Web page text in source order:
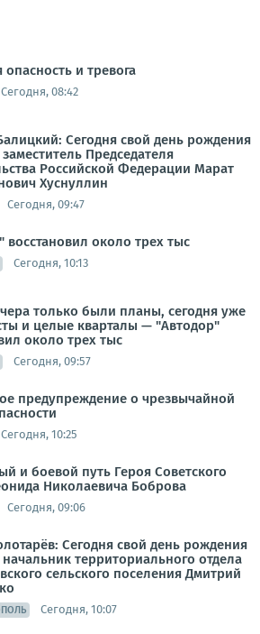
и тревога
Сегодня, 08:42
Сегодня свой день рождения
Председателя
Российской Федерации Марат
Хуснуллин
Сегодня, 09:47
восстановил около трех тыс
Сегодня, 10:13
только были планы, сегодня уже
и целые кварталы — "Автодор"
около трех тыс
Сегодня, 09:57
предупреждение о чрезвычайной
Сегодня, 10:25
и боевой путь Героя Советского
Николаевича Боброва
Сегодня, 09:06
Сегодня свой день рождения
территориального отдела
сельского поселения Дмитрий
Сегодня, 10:07